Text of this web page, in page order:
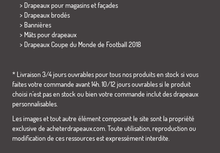
> Drapeaux pour magasins et façades
> Drapeaux brodés
> Bannières
> Mâts pour drapeaux
> Drapeaux Coupe du Monde de Football 2018
* Livraison 3/4 jours ouvrables pour tous nos produits en stock si vous
faites votre commande avant 14h. 10/12 jours ouvrables si le produit
choisi n´est pas en stock ou bien votre commande inclut des drapeaux
personnalisables.
Les images et tout autre élément composant le site sont la propriété
exclusive de acheterdrapeaux.com. Toute utilisation, reproduction ou
modification de ces ressources est expressément interdite.